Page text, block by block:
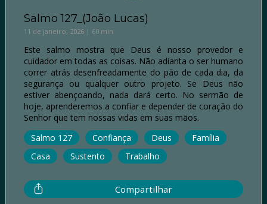
Salmo 127_(João Lucas)
11 de janeiro, 2026 | 60 min
Este salmo mostra que Deus é nosso provedor e
cuidador em todas as coisas. Não adianta o ser humano
correr atrás desenfreadamente do pão de cada dia, da
segurança ou qualquer outro projeto. Se Deus não
estiver abençoando, nada dará certo. No sermão de
hoje, aprenderemos a confiar e depender de coração do
Senhor que tem nossas vidas em suas mãos.
Salmo 127
Confiança Deus
Família
Casa
Sustento Trabalho
Compartilhar